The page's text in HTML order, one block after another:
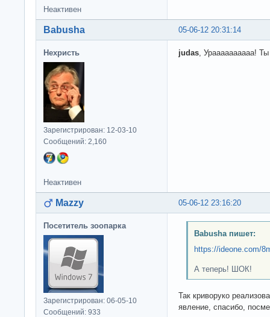
Неактивен
05-06-12 20:31:14
Babusha
Нехристь
Зарегистрирован: 12-03-10
Сообщений: 2,160
judas , Ураааааааааа!
Неактивен
05-06-12 23:16:20
Mazzy
Посетитель зоопарка
Зарегистрирован: 06-05-10
Сообщений: 933
Babusha пишет:
https://ideone.com/
А теперь! ШОК!
Так криворуко
явление, спасибо,